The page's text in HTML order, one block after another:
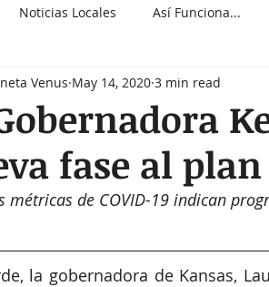
Noticias Locales Así Funciona...
Salud Cultura Deportes
Tecnología Elecciones
fase al plan
Venus May 14, 2020 3 min read
métricas de COVID-19 indican
la gobernadora de Kansas,